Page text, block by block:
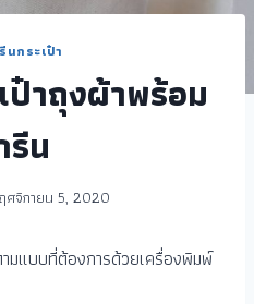
นกระเป๋า
ป๋าถุงผ้าพร้อม
น
ศจิกายน 5, 2020
มแบบที่ต้องการด้วยเครื่องพิมพ์